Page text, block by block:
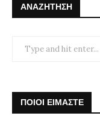
ΑΝΑΖΉΤΗΣΗ
ΠΟΙΟΙ ΕΙΜΑΣΤΕ